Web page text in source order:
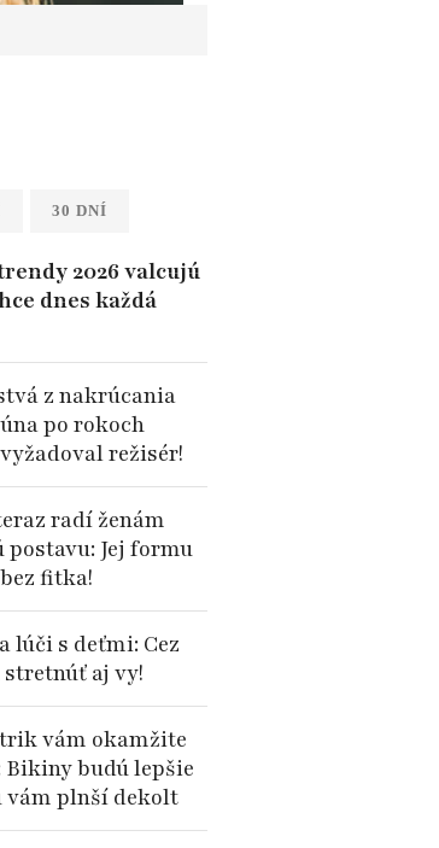
30 DNÍ
2026 valcujú
dnes každá
z nakrúcania
po rokoch
režisér!
radí ženám
postavu: Jej formu
fitka!
lúči s deťmi: Cez
aj vy!
vám okamžite
budú lepšie
vám plnší dekolt